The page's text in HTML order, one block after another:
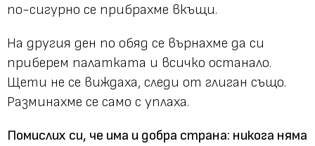
по-сигурно се прибрахме вкъщи.
На другия ден по обяд се върнахме да си
приберем палатката и всичко останало.
Щети не се виждаха, следи от глиган също.
Разминахме се само с уплаха.
Помислих си, че има и добра страна: никога няма